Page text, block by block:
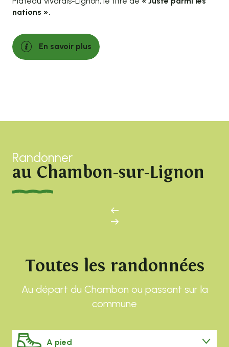
nations ».
En savoir plus
Randonner
au Chambon-sur-Lignon
Toutes les randonnées
Au départ du Chambon ou passant sur la
commune
A pied